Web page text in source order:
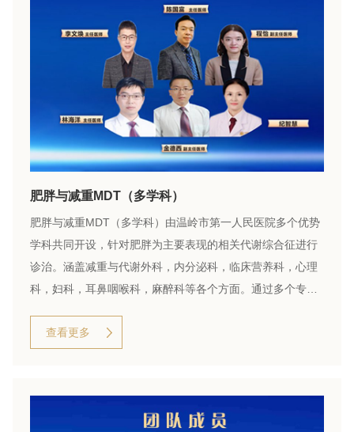
肥胖与减重MDT（多学科）
肥胖与减重MDT（多学科）由温岭市第一人民医院多个优势
学科共同开设，针对肥胖为主要表现的相关代谢综合征进行
诊治。涵盖减重与代谢外科，内分泌科，临床营养科，心理
科，妇科，耳鼻咽喉科，麻醉科等各个方面。通过多个专业
专业、高效的多学科诊疗服务。
查看更多